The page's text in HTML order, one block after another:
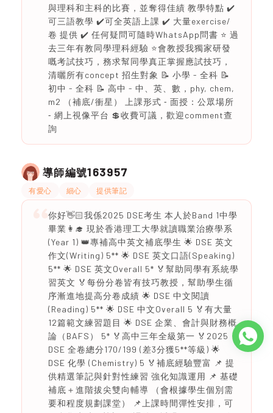
與理科和主科的比賽，並奪得佳績 教學特點 ✔️
可三語教學 ✔️可全英語上課 ✔️ 大量exercise/
卷 提供 ✔️ 任何疑問可隨時WhatsApp問書 ⭐️ 過
去三年有教同學理科經驗 ⭐️會教授我獨家研發
嘅考試技巧，務求幫同學真正掌握應試技巧，
清曬所有concept 招生對象 📝 小學 - 全科 📝
初中 - 全科 📝 高中 - 中、英、數，phy, chem,
m2 （補底/衝星） 上課形式 ⁃ 面授：公眾場所
⁃ 網上視像平台 💲收費可議，歡迎comment查
詢
導師編號163957
有愛心 細心 提供筆記
你好👋🏻我係2025 DSE考生 本人於Band 1中學
畢業👩‍🎓 現於香港理工大學就讀職業治療學系
(Year 1) 👑專補高中英文補底學生 🌟 DSE 英文
作文(Writing) 5** 🌟 DSE 英文口語(Speaking)
5** 🌟 DSE 英文Overall 5* 🏅幫助同學有系統學
習英文 🏅每份分卷皆有技巧教授，幫助學生循
序漸進地提高分卷成績 🌟 DSE 中文閱讀
(Reading) 5** 🌟 DSE 中文Overall 5 🏅有大量
12篇範文練習題目 🌟 DSE 企業、會計與財務概
論（BAFS） 5* 🏅高中三年全級第一 🏅2025
DSE 全卷總分170/199 (差3分獲5**等級) 🌟
DSE 化學 (Chemistry) 5 🏅補底經驗豐富 📌 提
供精選筆記與針對性練習 強化知識運用 📌 基礎
補底＋進階拔尖雙向輔導 （會根據學生個別需
要和程度規劃課堂） 📌上課時間彈性安排，可